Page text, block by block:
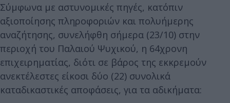
Σύμφωνα με αστυνομικές πηγές, κατόπιν
αξιοποίησης πληροφοριών και πολυήμερης
αναζήτησης, συνελήφθη σήμερα (23/10) στην
περιοχή του Παλαιού Ψυχικού, η 64χρονη
επιχειρηματίας, διότι σε βάρος της εκκρεμούν
ανεκτέλεστες είκοσι δύο (22) συνολικά
καταδικαστικές αποφάσεις, για τα αδικήματα: